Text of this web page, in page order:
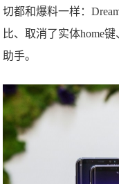
切都和爆料一样：
比、取消了实体home
助手。